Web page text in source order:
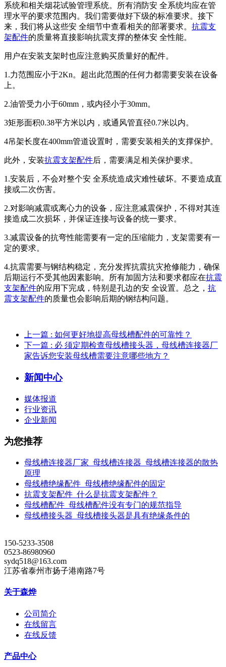
系统和相关烟花试验管理系统。所有消防安 全系统均应在管
理水平的要求范围内。我们需要做好下级的标准要求。接下
来，我们将从这些安 全细节中查看相关的部署要求。 抗震支
架配件的质量将直接影响抗震支撑的整体安 全性能。
用户在安装支架时也应注意购买质量好的配件。
1.力范围应小于2Kn。超出此范围的任何力都需要安装在设备
上。
2.油管受力小于60mm，或内径小于30mm。
3矩形面积0.38平方米以内，或通风管直径0.7米以内。
4吊架长度在400mm管道设置时，需要安装相关的支撑保护。
此外，安装抗震支架配件后，需要满足相关保护要求。
1.安装后，不会对整个安 全系统造成灾难性破坏。不要造成直
接或二次伤害。
2.对影响减震或离心力的设备，应注意减震保护，不得对其连
接造成二次损坏，并保证连接与设备的统一要求。
3.减震设备的抗弯性能需要有一定的压缩能力，支架需要有一
定的要求。
4.抗震需要与钢结构稳定，充分发挥抗震抗灾抢修能力，确保
后期运行不受其他因素影响。所有加固方法和要求都应在抗震
支架配件的应用下完成，特别是孔边的安 全设置。总之， 抗
震支架配件的质量也会影响后期的钢结构问题。
上一篇 : 如何更好地提高母线槽配件的可靠性？
下一篇 : 必 须定期检查母线槽接头器，母线槽连接器厂
家告诉您安装母线槽需要注意哪些地方？
新闻中心
媒体报道
行业资讯
企业新闻
为您推荐
母线槽连接器厂家_母线槽连接器_母线槽连接器的散热
原理
母线槽绝缘配件_母线槽绝缘配件的固定
抗震支架配件_什么是抗震支架配件？
母线槽配件_母线槽配件没有专门的规范指导
母线槽接头器_母线槽接头器是具有绝缘条件的
150-5233-3508
0523-86980960
sydq518@163.com
江苏省泰州市扬子港南路7号
关于森烨
公司简介
在线留言
在线反馈
产品中心